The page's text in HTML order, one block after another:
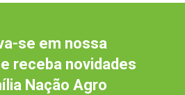
se em nossa
receba novidades
Nação Agro